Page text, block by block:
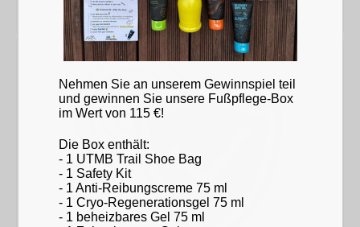
Nehmen Sie an unserem Gewinnspiel teil
und gewinnen Sie unsere Fußpflege-Box
im Wert von 115 €!
Die Box enthält:
- 1 UTMB Trail Shoe Bag
- 1 Safety Kit
- 1 Anti-Reibungscreme 75 ml
- 1 Cryo-Regenerationsgel 75 ml
- 1 beheizbares Gel 75 ml